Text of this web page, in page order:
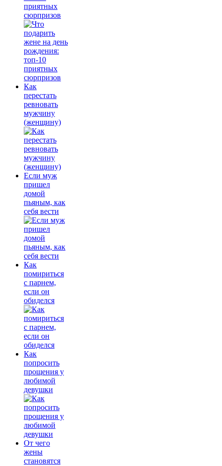
приятных
сюрпризов
Как
перестать
ревновать
мужчину
(женщину)
Если муж
пришел
домой
пьяным, как
себя вести
Как
помириться
с парнем,
если он
обиделся
Как
попросить
прощения у
любимой
девушки
От чего
жены
становятся